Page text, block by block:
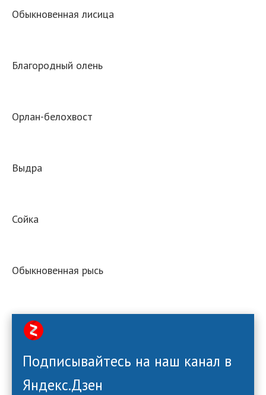
Обыкновенная лисица
Благородный олень
Орлан-белохвост
Выдра
Сойка
Обыкновенная рысь
Подписывайтесь на наш канал в
Яндекс.Дзен